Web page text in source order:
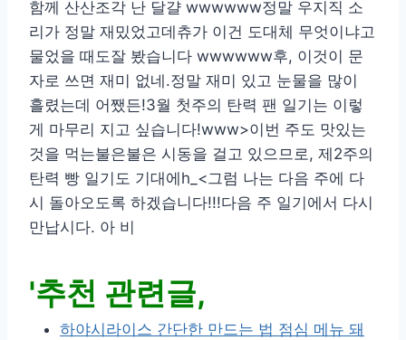
함께 산산조각 난 달걀 wwwwww정말 우지직 소
리가 정말 재밌었고데츄가 이건 도대체 무엇이냐고
물었을 때도잘 봤습니다 wwwwww후, 이것이 문
자로 쓰면 재미 없네.정말 재미 있고 눈물을 많이
흘렸는데 어쨌든!3월 첫주의 탄력 팬 일기는 이렇
게 마무리 지고 싶습니다!www>이번 주도 맛있는
것을 먹는불은불은 시동을 걸고 있으므로, 제2주의
탄력 빵 일기도 기대에h_<그럼 나는 다음 주에 다
시 돌아오도록 하겠습니다!!!다음 주 일기에서 다시
만납시다. 아 비
'추천 관련글,
하야시라이스 간단한 만드는 법 점심 메뉴 돼